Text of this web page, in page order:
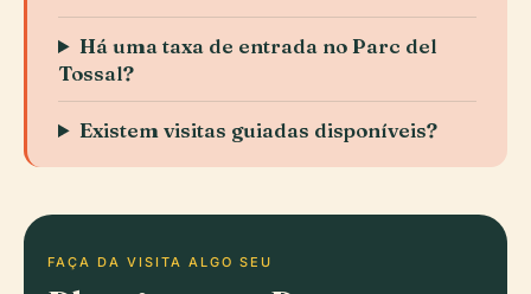
Há uma taxa de entrada no Parc del
Tossal?
Existem visitas guiadas disponíveis?
FAÇA DA VISITA ALGO SEU